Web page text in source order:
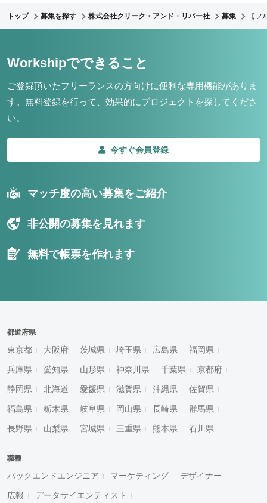
トップ 募集を探す 株式会社クリーク・アンド・リバー社 募集 【
Workshipでできること
ご登録頂いたフリーランスの方向けに便利な専用機能がありま
す。 無料登録を行って、効果的にプロジェクトを探してくださ
い。
今すぐ会員登録
マッチ度の高い募集をご紹介
非公開の募集を見れます
無料で帳票を作れます
都道府県
東京都 大阪府 茨城県 埼玉県 広島県 福岡県
兵庫県 愛知県 山形県 神奈川県 千葉県 京都府
静岡県 北海道 愛媛県 滋賀県 沖縄県 佐賀県
福島県 栃木県 岐阜県 岡山県 長崎県 群馬県
長野県 山梨県 宮城県 三重県 熊本県 石川県
職種
バックエンドエンジニア マーケティング デザイナー
広報 データサイエンティスト